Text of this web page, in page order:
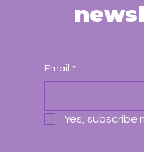
Email *
Yes, subscribe